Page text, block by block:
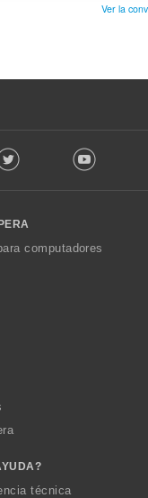
Ver la
Twitter Youtube
computadores
técnica